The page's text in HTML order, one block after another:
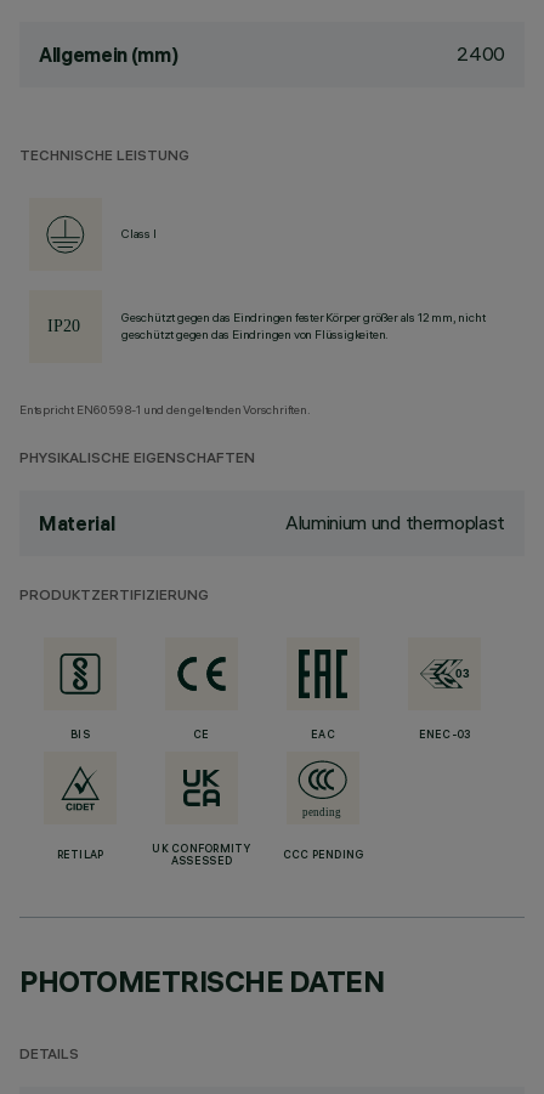
Allgemein (mm) 2400
TECHNISCHE LEISTUNG
Class I
Geschützt gegen das Eindringen fester Körper größer als 12 mm, nicht
geschützt gegen das Eindringen von Flüssigkeiten.
Entspricht EN60598-1 und den geltenden Vorschriften.
PHYSIKALISCHE EIGENSCHAFTEN
Material Aluminium und thermoplast
PRODUKTZERTIFIZIERUNG
BIS CE EAC ENEC-03
RETILAP
UK CONFORMITY
ASSESSED
CCC PENDING
PHOTOMETRISCHE DATEN
DETAILS